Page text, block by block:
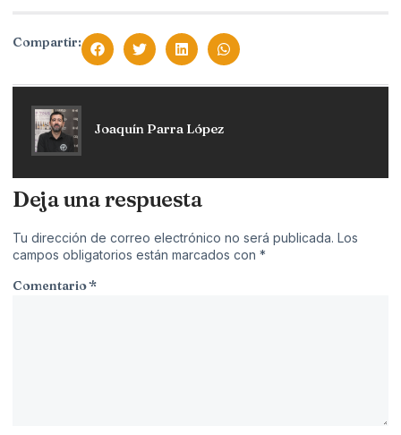
Compartir:
Joaquín Parra López
Deja una respuesta
Tu dirección de correo electrónico no será publicada. Los
campos obligatorios están marcados con *
Comentario*